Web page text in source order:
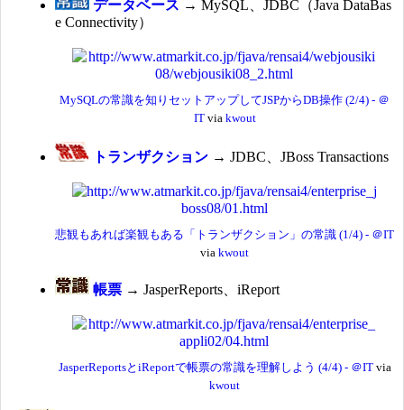
データベース → MySQL、JDBC（Java DataBas
e Connectivity）
MySQLの常識を知りセットアップしてJSPからDB操作 (2/4) - ＠
ITvia kwout
トランザクション → JDBC、JBoss Transactions
悲観もあれば楽観もある「トランザクション」の常識 (1/4) - ＠IT
via kwout
帳票 → JasperReports、iReport
JasperReportsとiReportで帳票の常識を理解しよう (4/4) - ＠ITvia
kwout